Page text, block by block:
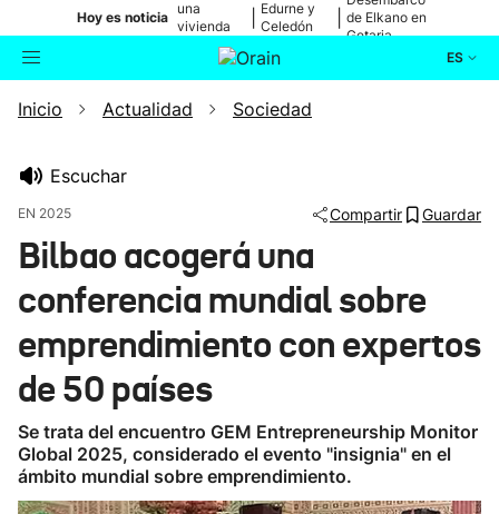
Hoy es noticia
una
vivienda
de Bilbao
Edurne y
Celedón
de Elkano en
Getaria
ES
Buscador Actualidad
Ikusmiran
Eguraldia
Inicio Actualidad Sociedad
Escuchar
EN 2025 Compartir Guardar
Bilbao acogerá una
conferencia mundial sobre
emprendimiento con expertos
de 50 países
Se trata del encuentro GEM Entrepreneurship Monitor
Global 2025, considerado el evento "insignia" en el
ámbito mundial sobre emprendimiento.